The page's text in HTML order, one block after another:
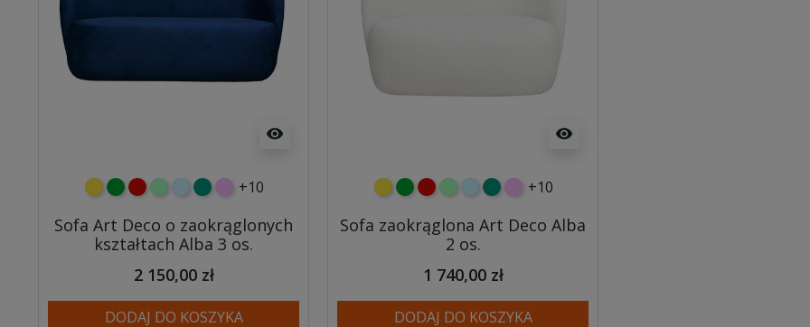
visibility
żółtyzielonyczerwony
miętowy
błękitnyturkusowy
różowy
+10
Sofa Art Deco o zaokrąglonych
kształtach Alba 3 os.
2 150,00 zł
DODAJ DO KOSZYKA
visibility
żółtyzielonyczerwony
miętowy
błękitnyturkusowy
różowy
+10
Sofa zaokrąglona Art Deco Alba
2 os.
1 740,00 zł
DODAJ DO KOSZYKA